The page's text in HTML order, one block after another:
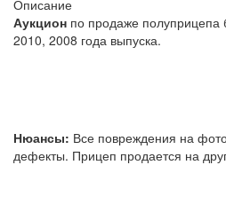
Описание
Аукцион по продаже полуприцепа
2010, 2008
Нюансы: Все повреждения на
дефекты. Прицеп продается на